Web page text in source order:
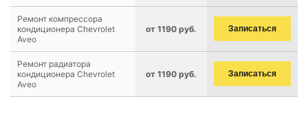
Ремонт компрессора
кондиционера Chevrolet
Aveo
от 1190 руб. Записаться
Ремонт радиатора
кондиционера Chevrolet
Aveo
от 1190 руб. Записаться